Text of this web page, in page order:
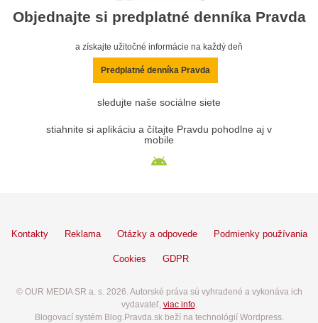
Objednajte si predplatné denníka Pravda
a získajte užitočné informácie na každý deň
Predplatné denníka Pravda
sledujte naše sociálne siete
stiahnite si aplikáciu a čítajte Pravdu pohodlne aj v
mobile
Kontakty Reklama Otázky a odpovede Podmienky používania
Cookies GDPR
© OUR MEDIA SR a. s. 2026. Autorské práva sú vyhradené a vykonáva ich
vydavateľ, viac info.
Blogovací systém Blog.Pravda.sk beží na technológií Wordpress.